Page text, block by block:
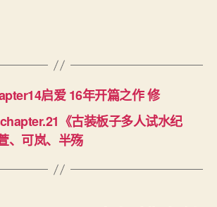
启爱 16年开篇之作 修
《古装板子多人试水纪
可岚、半殇